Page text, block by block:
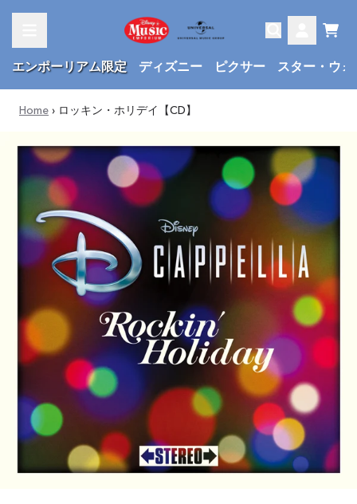
Account
Cart
エンポーリアム限定
ディズニー ピクサー スター・ウォ
Home › ロッキン・ホリデイ【CD】